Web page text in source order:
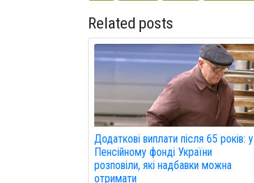
Related posts
Додаткові виплати після 65 років: у
Пенсійному фонді України
розповіли, які надбавки можна
отримати